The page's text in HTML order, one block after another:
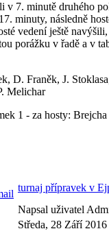
v 7. minutě druhého
minuty, následně
vedení ještě
porážku v řadě a v
D. Franěk, J.
Melichar
1 - za hosty:
turnaj přípravek v
Napsal uživatel
Středa, 28 Září